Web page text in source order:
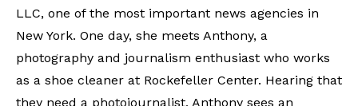
LLC, one of the most important news agencies in
New York. One day, she meets Anthony, a
photography and journalism enthusiast who works
as a shoe cleaner at Rockefeller Center. Hearing that
they need a photojournalist, Anthony sees an